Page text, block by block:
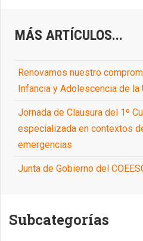
MÁS ARTÍCULOS...
Renovamos nuestro
Infancia y Adolescencia de la
Jornada de Clausura del 1º
especializada en contextos
emergencias
Junta de Gobierno del
Subcategorías